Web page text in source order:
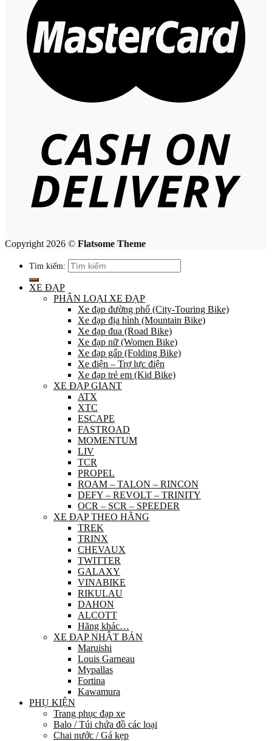
Copyright 2026 © Flatsome Theme
Tìm kiếm:
XE ĐẠP
PHÂN LOẠI XE ĐẠP
Xe đạp đường phố (City-Touring Bike)
Xe đạp địa hình (Mountain Bike)
Xe đạp đua (Road Bike)
Xe đạp nữ (Women Bike)
Xe đạp gấp (Folding Bike)
Xe điện – Trợ lực điện
Xe đạp trẻ em (Kid Bike)
XE ĐẠP GIANT
ATX
XTC
ESCAPE
FASTROAD
MOMENTUM
LIV
TCR
PROPEL
ROAM – TALON – RINCON
DEFY – REVOLT – TRINITY
OCR – SCR – SPEEDER
XE ĐẠP THEO HÃNG
TREK
TRINX
CHEVAUX
TWITTER
GALAXY
VINABIKE
RIKULAU
DAHON
ALCOTT
Hãng khác…
XE ĐẠP NHẬT BẢN
Maruishi
Louis Garneau
Mypallas
Fortina
Kawamura
PHỤ KIỆN
Trang phục đạp xe
Balo / Túi chứa đồ các loại
Chai nước / Gá kẹp